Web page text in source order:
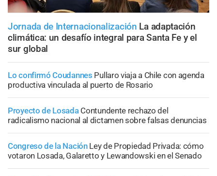
Jornada de Internacionalización La adaptación
climática: un desafío integral para Santa Fe y el
sur global
Lo confirmó Coudannes Pullaro viaja a Chile con agenda
productiva vinculada al puerto de Rosario
Proyecto de Losada Contundente rechazo del
radicalismo nacional al dictamen sobre falsas denuncias
Congreso de la Nación Ley de Propiedad Privada: cómo
votaron Losada, Galaretto y Lewandowski en el Senado